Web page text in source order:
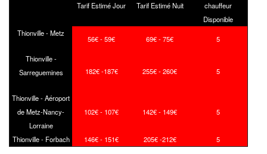
Tarif Estimé Jour
Tarif Estimé Nuit
chauffeur
Disponible
Thionville - Metz
56€ - 59€ 69€ - 75€ 5
Thionville -
Sarreguemines
182€ -187€ 255€ - 260€ 5
Thionville - Aéroport
de Metz-Nancy-
Lorraine
102€ - 107€ 142€ - 149€ 5
Thionville - Forbach 146€ - 151€ 205€ -212€ 5